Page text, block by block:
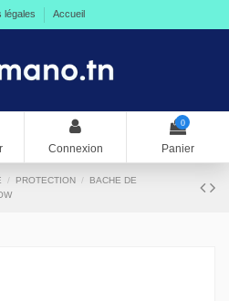
légales Accueil
Connexion
0
Panier
PROTECTION
BACHE DE